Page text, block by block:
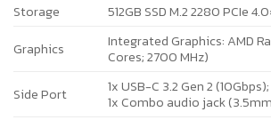
Storage
512GB SSD M.2 2280 PCIe
Graphics
Integrated Graphics: AMD
Cores; 2700 MHz)
Side Port
1x USB-C 3.2 Gen 2 (10Gbps);
1x Combo audio jack